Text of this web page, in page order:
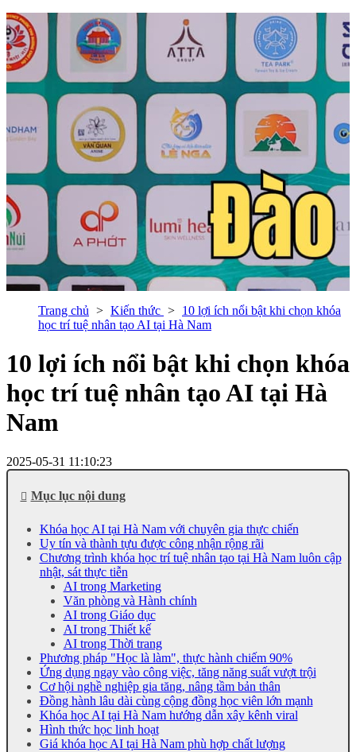
Trang chủ Kiến thức
10 lợi ích nổi bật khi chọn khóa
học trí tuệ nhân tạo AI tại Hà Nam
10 lợi ích nổi bật khi chọn khóa
học trí tuệ nhân tạo AI tại Hà
Nam
2025-05-31 11:10:23
Mục lục nội dung
Khóa học AI tại Hà Nam với chuyên gia thực chiến
Uy tín và thành tựu được công nhận rộng rãi
Chương trình khóa học trí tuệ nhân tạo tại Hà Nam luôn cập
nhật, sát thực tiễn
AI trong Marketing
Văn phòng và Hành chính
AI trong Giáo dục
AI trong Thiết kế
AI trong Thời trang
Phương pháp "Học là làm", thực hành chiếm 90%
Ứng dụng ngay vào công việc, tăng năng suất vượt trội
Cơ hội nghề nghiệp gia tăng, nâng tầm bản thân
Đồng hành lâu dài cùng cộng đồng học viên lớn mạnh
Khóa học AI tại Hà Nam hướng dẫn xây kênh viral
Hình thức học linh hoạt
Giá khóa học AI tại Hà Nam phù hợp chất lượng